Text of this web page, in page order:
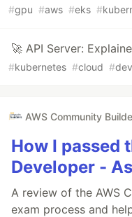
#gpu #aws #eks #
🚀 API Server:
#kubernetes #cloud #
AWS Community
How I passed
Developer -
A review of the AWS
exam process and